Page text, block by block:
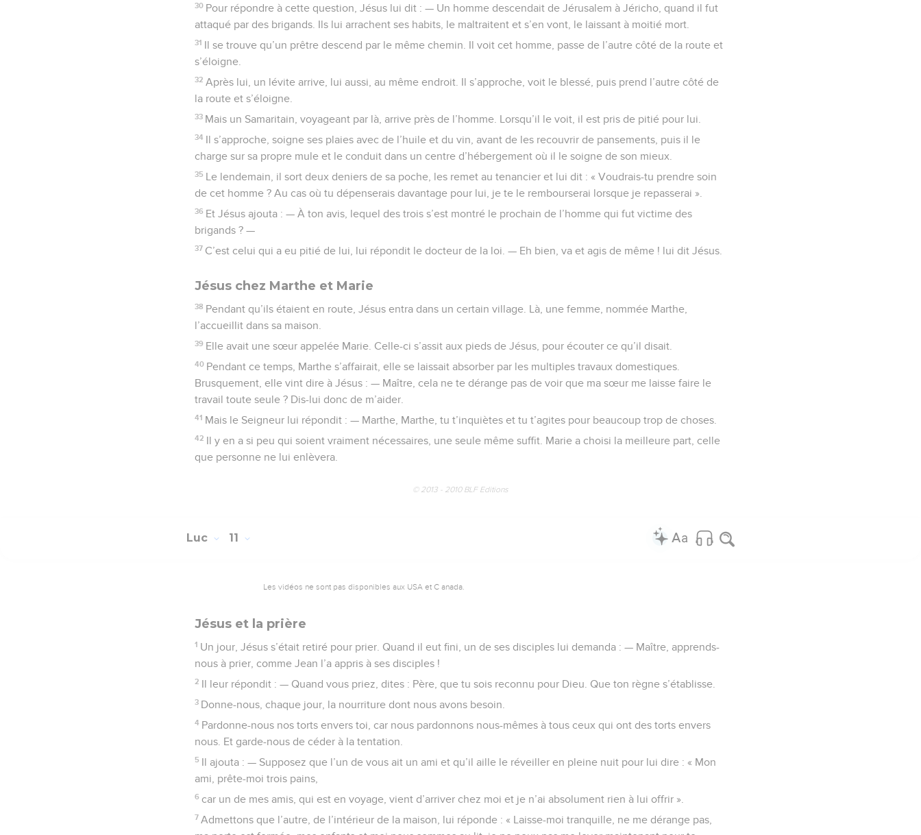
30 Pour répondre à cette question, Jésus lui dit : — Un homme descendait de Jérusalem à Jéricho, quand il fut
attaqué par des brigands. Ils lui arrachent ses habits, le maltraitent et s’en vont, le laissant à moitié mort.
31 Il se trouve qu’un prêtre descend par le même chemin. Il voit cet homme, passe de l’autre côté de la route et
s’éloigne.
32 Après lui, un lévite arrive, lui aussi, au même endroit. Il s’approche, voit le blessé, puis prend l’autre côté de
la route et s’éloigne.
33 Mais un Samaritain, voyageant par là, arrive près de l’homme. Lorsqu’il le voit, il est pris de pitié pour lui.
34 Il s’approche, soigne ses plaies avec de l’huile et du vin, avant de les recouvrir de pansements, puis il le
charge sur sa propre mule et le conduit dans un centre d’hébergement où il le soigne de son mieux.
35 Le lendemain, il sort deux deniers de sa poche, les remet au tenancier et lui dit : « Voudrais-tu prendre soin
de cet homme ? Au cas où tu dépenserais davantage pour lui, je te le rembourserai lorsque je repasserai ».
36 Et Jésus ajouta : — À ton avis, lequel des trois s’est montré le prochain de l’homme qui fut victime des
brigands ? —
37 C’est celui qui a eu pitié de lui, lui répondit le docteur de la loi. — Eh bien, va et agis de même ! lui dit Jésus.
Jésus chez Marthe et Marie
38 Pendant qu’ils étaient en route, Jésus entra dans un certain village. Là, une femme, nommée Marthe,
l’accueillit dans sa maison.
39 Elle avait une sœur appelée Marie. Celle-ci s’assit aux pieds de Jésus, pour écouter ce qu’il disait.
40 Pendant ce temps, Marthe s’affairait, elle se laissait absorber par les multiples travaux domestiques.
Brusquement, elle vint dire à Jésus : — Maître, cela ne te dérange pas de voir que ma sœur me laisse faire le
travail toute seule ? Dis-lui donc de m’aider.
41 Mais le Seigneur lui répondit : — Marthe, Marthe, tu t’inquiètes et tu t’agites pour beaucoup trop de choses.
42 Il y en a si peu qui soient vraiment nécessaires, une seule même suffit. Marie a choisi la meilleure part, celle
que personne ne lui enlèvera.
© 2013 - 2010 BLF Editions
Luc 11
Les vidéos ne sont pas disponibles aux USA et C anada.
Jésus et la prière
1 Un jour, Jésus s’était retiré pour prier. Quand il eut fini, un de ses disciples lui demanda : — Maître, apprends-
nous à prier, comme Jean l’a appris à ses disciples !
2 Il leur répondit : — Quand vous priez, dites : Père, que tu sois reconnu pour Dieu. Que ton règne s’établisse.
3 Donne-nous, chaque jour, la nourriture dont nous avons besoin.
4 Pardonne-nous nos torts envers toi, car nous pardonnons nous-mêmes à tous ceux qui ont des torts envers
nous. Et garde-nous de céder à la tentation.
5 Il ajouta : — Supposez que l’un de vous ait un ami et qu’il aille le réveiller en pleine nuit pour lui dire : « Mon
ami, prête-moi trois pains,
6 car un de mes amis, qui est en voyage, vient d’arriver chez moi et je n’ai absolument rien à lui offrir ».
7 Admettons que l’autre, de l’intérieur de la maison, lui réponde : « Laisse-moi tranquille, ne me dérange pas,